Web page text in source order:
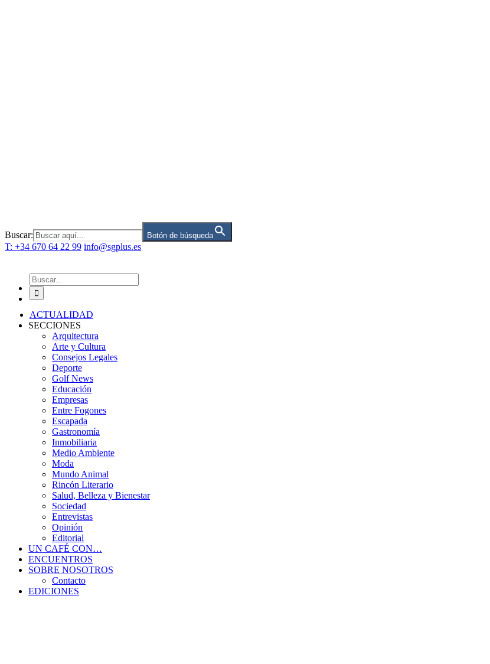
Buscar: Botón de búsqueda
T: +34 670 64 22 99 info@sgplus.es
Buscar:
ACTUALIDAD
SECCIONES
Arquitectura
Arte y Cultura
Consejos Legales
Deporte
Golf News
Educación
Empresas
Entre Fogones
Escapada
Gastronomía
Inmobiliaria
Medio Ambiente
Moda
Mundo Animal
Rincón Literario
Salud, Belleza y Bienestar
Sociedad
Entrevistas
Opinión
Editorial
UN CAFÉ CON…
ENCUENTROS
SOBRE NOSOTROS
Contacto
EDICIONES